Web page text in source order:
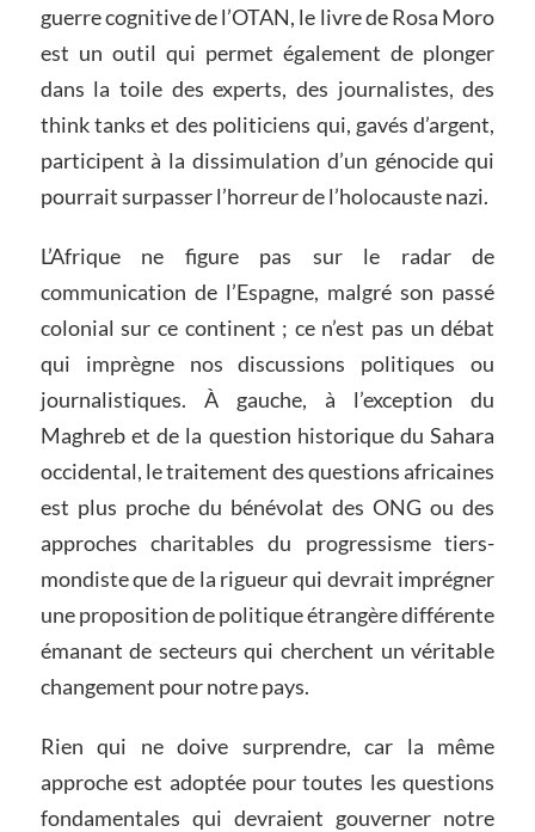
guerre cognitive de l’OTAN, le livre de Rosa Moro
est un outil qui permet également de plonger
dans la toile des experts, des journalistes, des
think tanks et des politiciens qui, gavés d’argent,
participent à la dissimulation d’un génocide qui
pourrait surpasser l’horreur de l’holocauste nazi.
L’Afrique ne figure pas sur le radar de
communication de l’Espagne, malgré son passé
colonial sur ce continent ; ce n’est pas un débat
qui imprègne nos discussions politiques ou
journalistiques. À gauche, à l’exception du
Maghreb et de la question historique du Sahara
occidental, le traitement des questions africaines
est plus proche du bénévolat des ONG ou des
approches charitables du progressisme tiers-
mondiste que de la rigueur qui devrait imprégner
une proposition de politique étrangère différente
émanant de secteurs qui cherchent un véritable
changement pour notre pays.
Rien qui ne doive surprendre, car la même
approche est adoptée pour toutes les questions
fondamentales qui devraient gouverner notre